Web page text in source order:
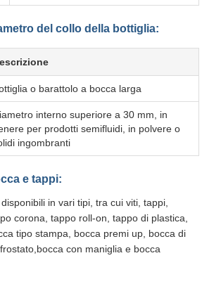
del collo della bottiglia:
o barattolo a bocca larga
interno superiore a 30 mm, in
per prodotti semifluidi, in polvere o
ingombranti
e tappi:
in vari tipi, tra cui viti, tappi,
corona, tappo roll-on, tappo di plastica,
tipo stampa, bocca premi up, bocca di
con maniglia e bocca